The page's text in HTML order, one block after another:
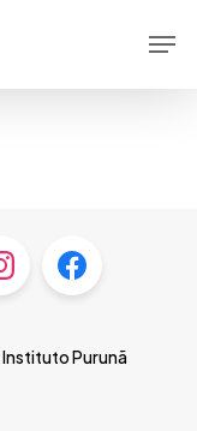
Instituto Purunã